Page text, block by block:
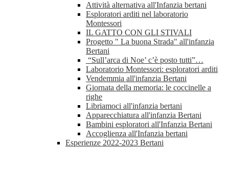
Attività alternativa all'Infanzia bertani
Esploratori arditi nel laboratorio
Montessori
IL GATTO CON GLI STIVALI
Progetto " La buona Strada" all'infanzia
Bertani
“Sull’arca di Noe’ c’è posto tutti”…
Laboratorio Montessori: esploratori arditi
Vendemmia all'infanzia Bertani
Giornata della memoria: le coccinelle a
righe
Libriamoci all'infanzia bertani
Apparecchiatura all'infanzia Bertani
Bambini esploratori all'Infanzia Bertani
Accoglienza all'Infanzia bertani
Esperienze 2022-2023 Bertani